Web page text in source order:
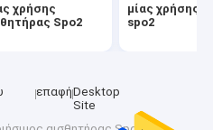
χρήσης
Spo2
μίας χρήσης
spo2
επαφήDesktop
Site